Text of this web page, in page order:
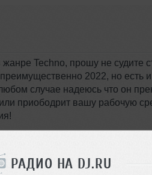
РАДИО НА DJ.RU
Techno, прошу не судите
2022, но есть и
случае надеюсь что он
приободрит вашу рабочую